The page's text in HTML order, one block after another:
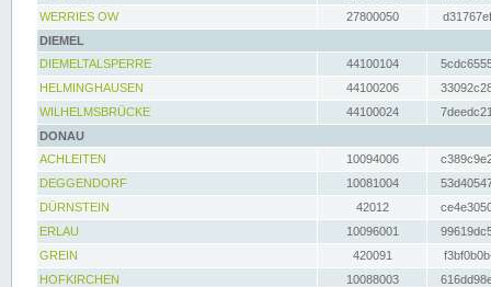
WERRIES OW
27800050
DIEMEL
DIEMELTALSPERRE
44100104
HELMINGHAUSEN
44100206
WILHELMSBRÜCKE
44100024
DONAU
ACHLEITEN
10094006
DEGGENDORF
10081004
DÜRNSTEIN
42012
ERLAU
10096001
GREIN
420091
HOFKIRCHEN
10088003